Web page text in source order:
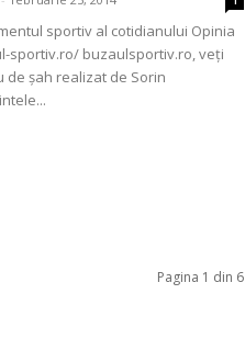
sportiv al cotidianului Opinia
sportiv.ro/ buzaulsportiv.ro, veţi
de şah realizat de Sorin
Pagina 1 din 6